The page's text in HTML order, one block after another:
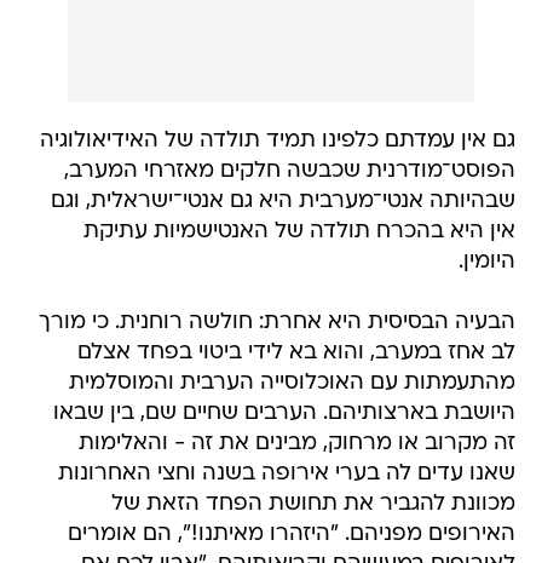
גם אין עמדתם כלפינו תמיד תולדה של האידיאולוגיה
הפוסט־מודרנית שכבשה חלקים מאזרחי המערב,
שבהיותה אנטי־מערבית היא גם אנטי־ישראלית, וגם
אין היא בהכרח תולדה של האנטישמיות עתיקת
היומין.
הבעיה הבסיסית היא אחרת: חולשה רוחנית. כי מורך
לב אחז במערב, והוא בא לידי ביטוי בפחד אצלם
מהתעמתות עם האוכלוסייה הערבית והמוסלמית
היושבת בארצותיהם. הערבים שחיים שם, בין שבאו
זה מקרוב או מרחוק, מבינים את זה - והאלימות
שאנו עדים לה בערי אירופה בשנה וחצי האחרונות
מכוונת להגביר את תחושת הפחד הזאת של
האירופים מפניהם. "היזהרו מאיתנו!", הם אומרים